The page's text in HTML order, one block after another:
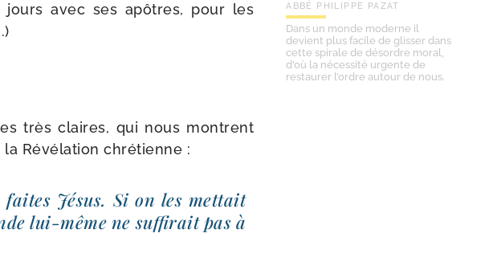
jours avec ses apôtres, pour les
très claires, qui nous montrent
la Révélation chrétienne :
faites Jésus. Si on les met­tait
lui-​même ne suf­fi­rait pas à
ABBÉ PHILIPPE PAZAT
Dans un monde moderne il
devient plus facile de glisser dans
cette spirale de désordre moral,
d’où la nécessité urgente de
restaurer l’ordre autour de nous.